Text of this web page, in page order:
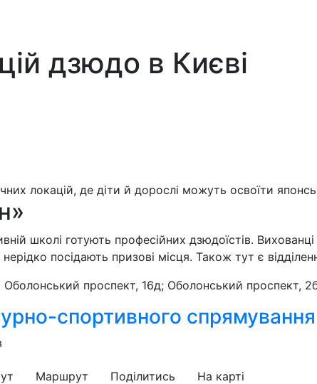
дзюдо в Києві
локацій, де діти й дорослі можуть освоїти
школі готують професійних дзюдоїстів.
посідають призові місця. Також тут є
Оболонський проспект, 16д; Оболонський проспект,
спортивного
Маршрут Поділитись На карті